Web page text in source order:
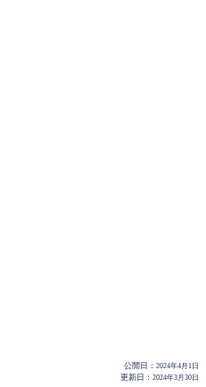
公開日： 2024年4月1日
更新日： 2024年3月30日